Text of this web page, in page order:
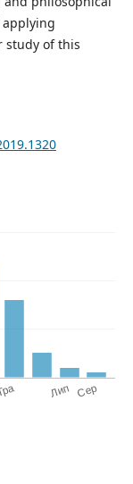
study of this